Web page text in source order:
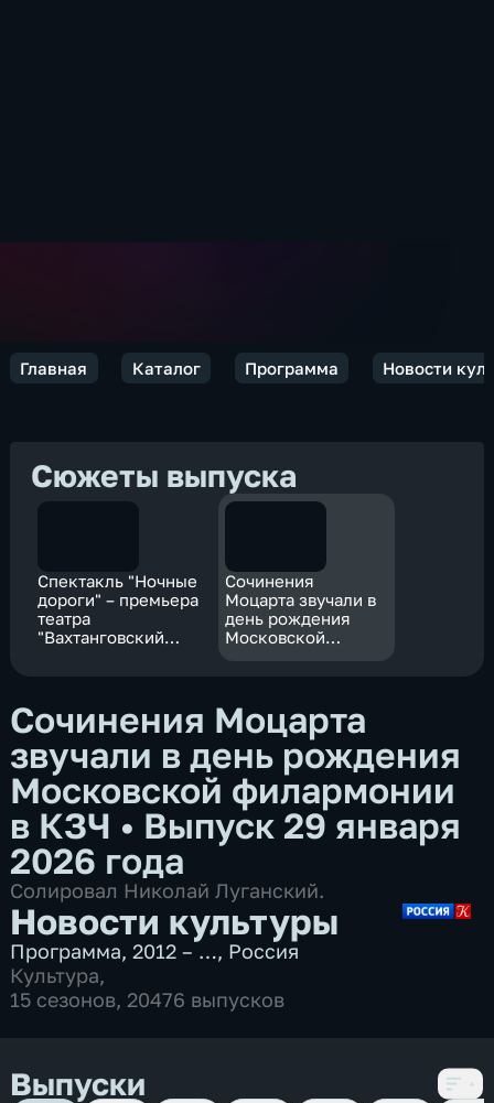
Главная Каталог Программа Новости
Сюжеты выпуска
Спектакль "Ночные
дороги" – премьера
театра
"Вахтанговский
Сочинения
Моцарта звучали в
день рождения
Московской
Сочинения Моцарта
звучали в день рождения
Московской филармонии
в КЗЧ • Выпуск 29 января
2026 года
Солировал Николай Луганский.
Новости культуры
Программа,2012 – …, Россия
Культура,
15 сезонов, 20476 выпусков
Выпуски